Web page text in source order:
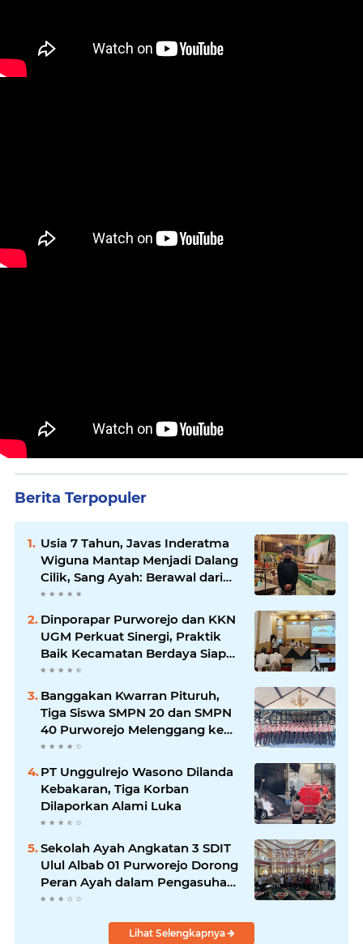
Berita Terpopuler
Usia 7 Tahun, Javas Inderatma
Wiguna Mantap Menjadi Dalang
Cilik, Sang Ayah: Berawal dari
Menonton Wayang di YouTube
Dinporapar Purworejo dan KKN
UGM Perkuat Sinergi, Praktik
Baik Kecamatan Berdaya Siap
Direplikasi
Banggakan Kwarran Pituruh,
Tiga Siswa SMPN 20 dan SMPN
40 Purworejo Melenggang ke
Jamnas Cibubur
PT Unggulrejo Wasono Dilanda
Kebakaran, Tiga Korban
Dilaporkan Alami Luka
Sekolah Ayah Angkatan 3 SDIT
Ulul Albab 01 Purworejo Dorong
Peran Ayah dalam Pengasuhan
Anak
Lihat Selengkapnya